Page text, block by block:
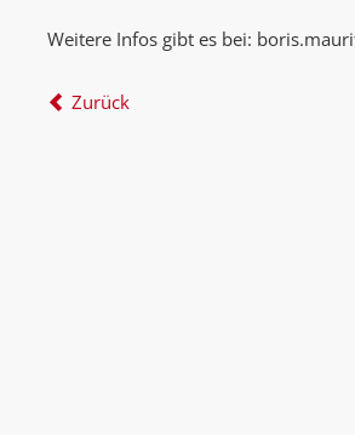
Weitere Infos gibt es bei:
Zurück